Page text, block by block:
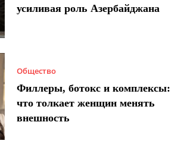
усиливая роль Азербайджана
Общество
Филлеры, ботокс и комплексы:
что толкает женщин менять
внешность